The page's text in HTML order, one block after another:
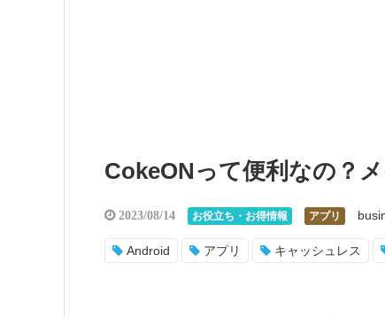
CokeONって便利なの？
2023/08/14 お役立ち・お得情報 アプリ
Android アプリ キャッシュレス